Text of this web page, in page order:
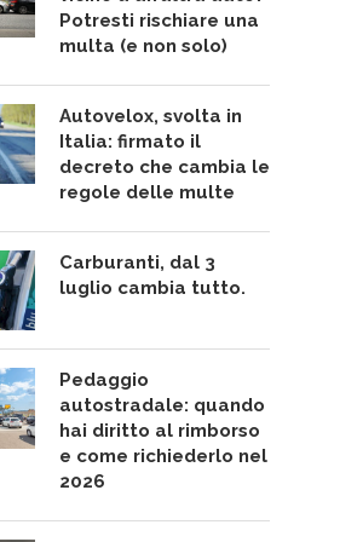
Potresti rischiare una
multa (e non solo)
Autovelox, svolta in
Italia: firmato il
decreto che cambia le
regole delle multe
Carburanti, dal 3
luglio cambia tutto.
Pedaggio
autostradale: quando
hai diritto al rimborso
e come richiederlo nel
2026